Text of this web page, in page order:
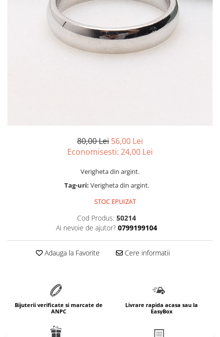
marimea 66
SETURI ARGINT
marime reglabila
80,00 Lei 56,00 Lei
Economisesti: 24,00 Lei
Verigheta din argint.
Tag-uri: Verigheta din argint.
STOC EPUIZAT
Cod Produs: 50214
Ai nevoie de ajutor? 0799199104
Adauga la Favorite Cere informatii
Bijuterii verificate si marcate de
ANPC
Livrare rapida acasa sau la
EasyBox